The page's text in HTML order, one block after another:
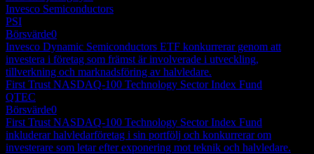
Invesco Semiconductors
PSI
Börsvärde0
Invesco Dynamic Semiconductors ETF konkurrerar genom att
investera i företag som främst är involverade i utveckling,
tillverkning och marknadsföring av halvledare.
First Trust NASDAQ-100 Technology Sector Index Fund
QTEC
Börsvärde0
First Trust NASDAQ-100 Technology Sector Index Fund
inkluderar halvledarföretag i sin portfölj och konkurrerar om
investerare som letar efter exponering mot teknik och halvledare.